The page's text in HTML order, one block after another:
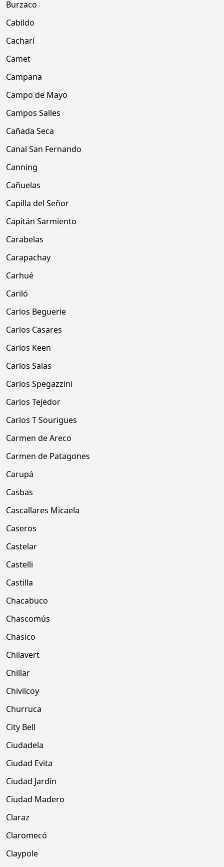
Burzaco
Cabildo
Cacharí
Camet
Campana
Campo de Mayo
Campos Salles
Cañada Seca
Canal San Fernando
Canning
Cañuelas
Capilla del Señor
Capitán Sarmiento
Carabelas
Carapachay
Carhué
Cariló
Carlos Beguerie
Carlos Casares
Carlos Keen
Carlos Salas
Carlos Spegazzini
Carlos Tejedor
Carlos T Sourigues
Carmen de Areco
Carmen de Patagones
Carupá
Casbas
Cascallares Micaela
Caseros
Castelar
Castelli
Castilla
Chacabuco
Chascomús
Chasico
Chilavert
Chillar
Chivilcoy
Churruca
City Bell
Ciudadela
Ciudad Evita
Ciudad Jardín
Ciudad Madero
Claraz
Claromecó
Claypole